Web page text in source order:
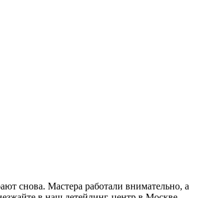
снова. Мастера работали внимательно, а